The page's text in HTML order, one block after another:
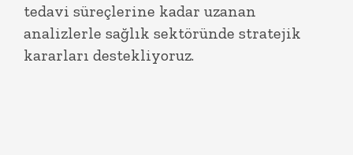
tedavi süreçlerine kadar uzanan
analizlerle sağlık sektöründe stratejik
kararları destekliyoruz.